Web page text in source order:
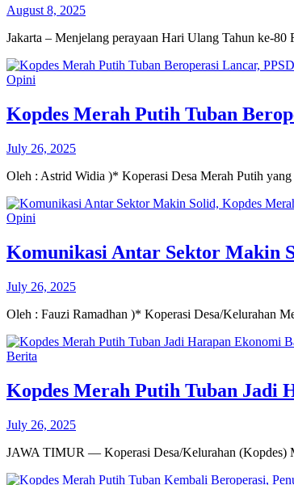
August 8, 2025
Jakarta – Menjelang perayaan Hari Ulang Tahun ke-
Opini
Kopdes Merah Putih Tuban
July 26, 2025
Oleh : Astrid Widia )* Koperasi Desa Merah Putih
Opini
Komunikasi Antar Sektor Makin
July 26, 2025
Oleh : Fauzi Ramadhan )* Koperasi Desa/Kelurahan
Berita
Kopdes Merah Putih Tuban Jadi
July 26, 2025
JAWA TIMUR — Koperasi Desa/Kelurahan (Kopdes)